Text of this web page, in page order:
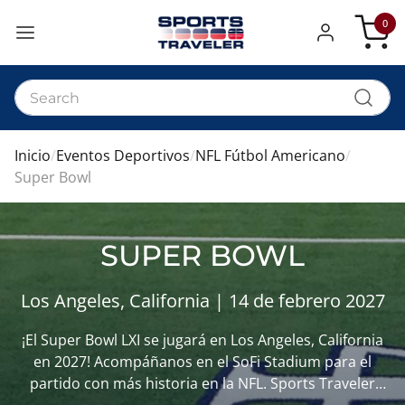
Mi
0
Inicio Eventos Deportivos NFL Fútbol Americano
Super Bowl
SUPER BOWL
Los Angeles, California | 14 de febrero 2027
¡El Super Bowl LXI se jugará en Los Angeles, California
en 2027! Acompáñanos en el SoFi Stadium para el
partido con más historia en la NFL. Sports Traveler